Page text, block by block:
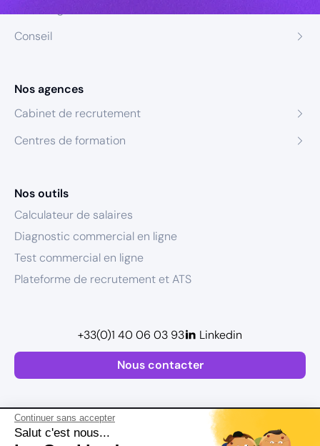
Continuer sans accepter
Salut c'est nous...
Conseil
Nos agences
Cabinet de recrutement
Centres de formation
Nos outils
Calculateur de salaires
Diagnostic commercial en ligne
Test commercial en ligne
Plateforme de recrutement et ATS
Nous contacter
+33(0)1 40 06 03 93 Linkedin